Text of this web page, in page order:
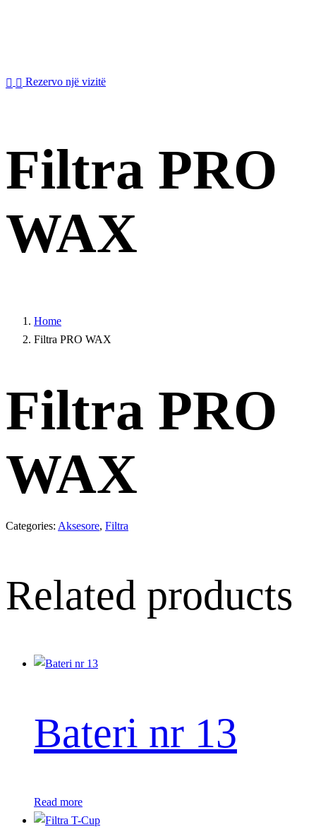
Rezervo një vizitë
Filtra PRO
WAX
Home
Filtra PRO WAX
Filtra PRO
WAX
Categories: Aksesore, Filtra
Related products
Bateri nr 13
Read more